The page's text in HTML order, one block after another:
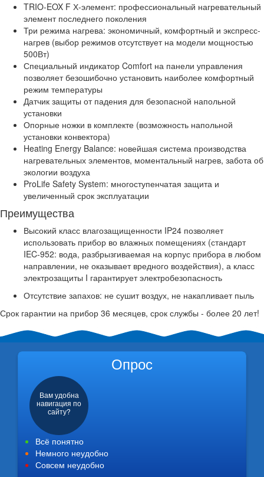
TRIO-EOX F Х-элемент: профессиональный нагревательный
элемент последнего поколения
Три режима нагрева: экономичный, комфортный и экспресс-
нагрев (выбор режимов отсутствует на модели мощностью
500Вт)
Специальный индикатор Comfort на панели управления
позволяет безошибочно установить наиболее комфортный
режим температуры
Датчик защиты от падения для безопасной напольной
установки
Опорные ножки в комплекте (возможность напольной
установки конвектора)
Heating Energy Balance: новейшая система производства
нагревательных элементов, моментальный нагрев, забота об
экологии воздуха
ProLife Safety System: многоступенчатая защита и
увеличенный срок эксплуатации
Преимущества
Высокий класс влагозащищенности IP24 позволяет
использовать прибор во влажных помещениях (стандарт
IEC-952: вода, разбрызгиваемая на корпус прибора в любом
направлении, не оказывает вредного воздействия), а класс
электрозащиты I гарантирует электробезопасность
Отсутствие запахов: не сушит воздух, не накапливает пыль
Срок гарантии на прибор 36 месяцев, срок службы - более 20 лет!
Опрос
Вам удобна
навигация по
сайту?
Всё понятно
Немного неудобно
Совсем неудобно